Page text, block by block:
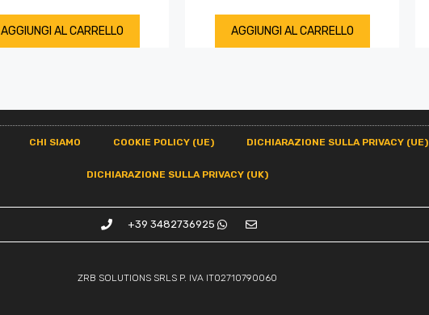
AGGIUNGI AL CARRELLO AGGIUNGI AL CARRELLO
CHI SIAMO COOKIE POLICY (UE) DICHIARAZIONE SULLA PRIVACY (UE)
DICHIARAZIONE SULLA PRIVACY (UK)
+39 3482736925
ZRB SOLUTIONS SRLS P. IVA IT02710790060